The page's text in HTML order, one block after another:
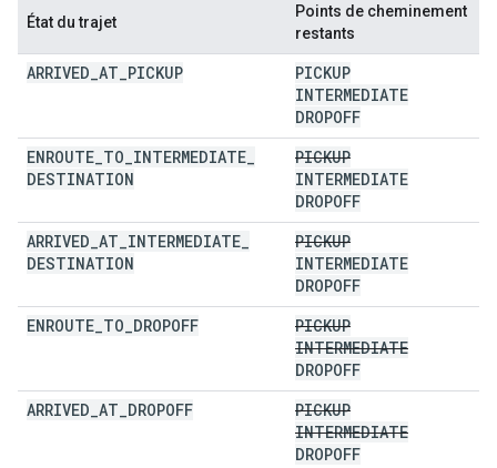
État du trajet
Points de cheminement
restants
ARRIVED AT PICKUP
PICKUP
INTERMEDIATE
DROPOFF
ENROUTE TO INTERMEDIATE
DESTINATION
PICKUP
INTERMEDIATE
DROPOFF
ARRIVED AT INTERMEDIATE
DESTINATION
PICKUP
INTERMEDIATE
DROPOFF
ENROUTE TO DROPOFF
PICKUP
INTERMEDIATE
DROPOFF
ARRIVED AT DROPOFF
PICKUP
INTERMEDIATE
DROPOFF